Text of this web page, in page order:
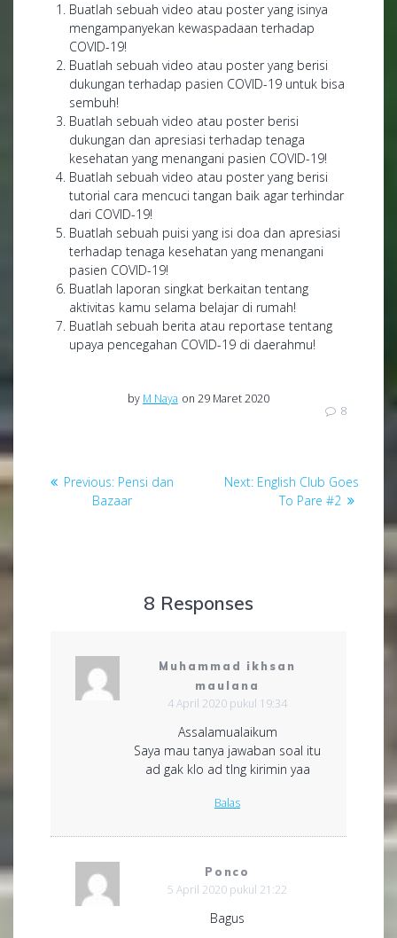
Buatlah sebuah video atau poster yang isinya
mengampanyekan kewaspadaan terhadap
COVID-19!
Buatlah sebuah video atau poster yang berisi
dukungan terhadap pasien COVID-19 untuk bisa
sembuh!
Buatlah sebuah video atau poster berisi
dukungan dan apresiasi terhadap tenaga
kesehatan yang menangani pasien COVID-19!
Buatlah sebuah video atau poster yang berisi
tutorial cara mencuci tangan baik agar terhindar
dari COVID-19!
Buatlah sebuah puisi yang isi doa dan apresiasi
terhadap tenaga kesehatan yang menangani
pasien COVID-19!
Buatlah laporan singkat berkaitan tentang
aktivitas kamu selama belajar di rumah!
Buatlah sebuah berita atau reportase tentang
upaya pencegahan COVID-19 di daerahmu!
by M Naya on 29 Maret 2020
8
Navigasi
Previous: Previous
post:
Pensi dan
Bazaar
Next: Next
post:
English Club Goes
To Pare #2
8 Responses
Muhammad ikhsan
maulana
4 April 2020 pukul 19:34
Assalamualaikum
Saya mau tanya jawaban soal itu
ad gak klo ad tlng kirimin yaa
Balas
Ponco
5 April 2020 pukul 21:22
Bagus